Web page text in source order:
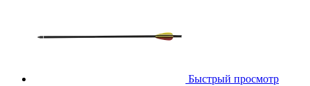
Быстрый просмотр